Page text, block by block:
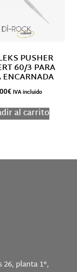
PUSHER
60/3 PARA
€ IVA incluido
al carrito
planta 1°,